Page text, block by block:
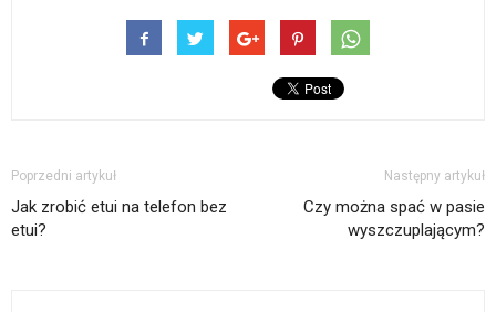
Poprzedni artykuł
Jak zrobić etui na telefon bez
etui?
Następny artykuł
Czy można spać w pasie
wyszczuplającym?